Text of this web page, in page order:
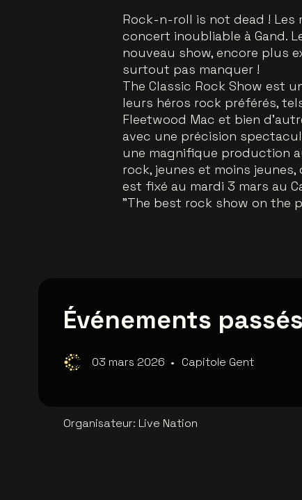
Rock-n-roll is not dead ! Les
concert inoubliable à Gand.
nouveau show, encore plus
surtout pas manquer !
The Classic Rock Show est
leurs héros rock préférés, tels
Fleetwood Mac et bien
avec une précision
une magnifique production
rock, jeunes et moins
est fixé au mardi 3 mars au
"The best rock show on the
Événements passés
03 mars 2026 • Capitole Gent
Organisateur: Live Nation